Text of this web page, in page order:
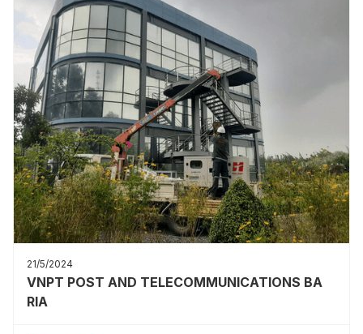
21/5/2024
VNPT POST AND TELECOMMUNICATIONS BA
RIA